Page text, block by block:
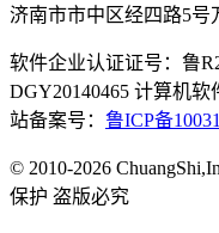
济南市市中区经四路5号
软件企业认证证号：鲁
DGY20140465 计算机软
站备案号： 鲁ICP备
© 2010-2026
保护 盗版必究